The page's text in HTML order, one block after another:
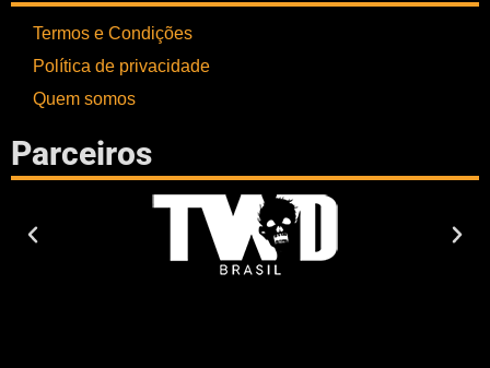
Termos e Condições
Política de privacidade
Quem somos
Parceiros